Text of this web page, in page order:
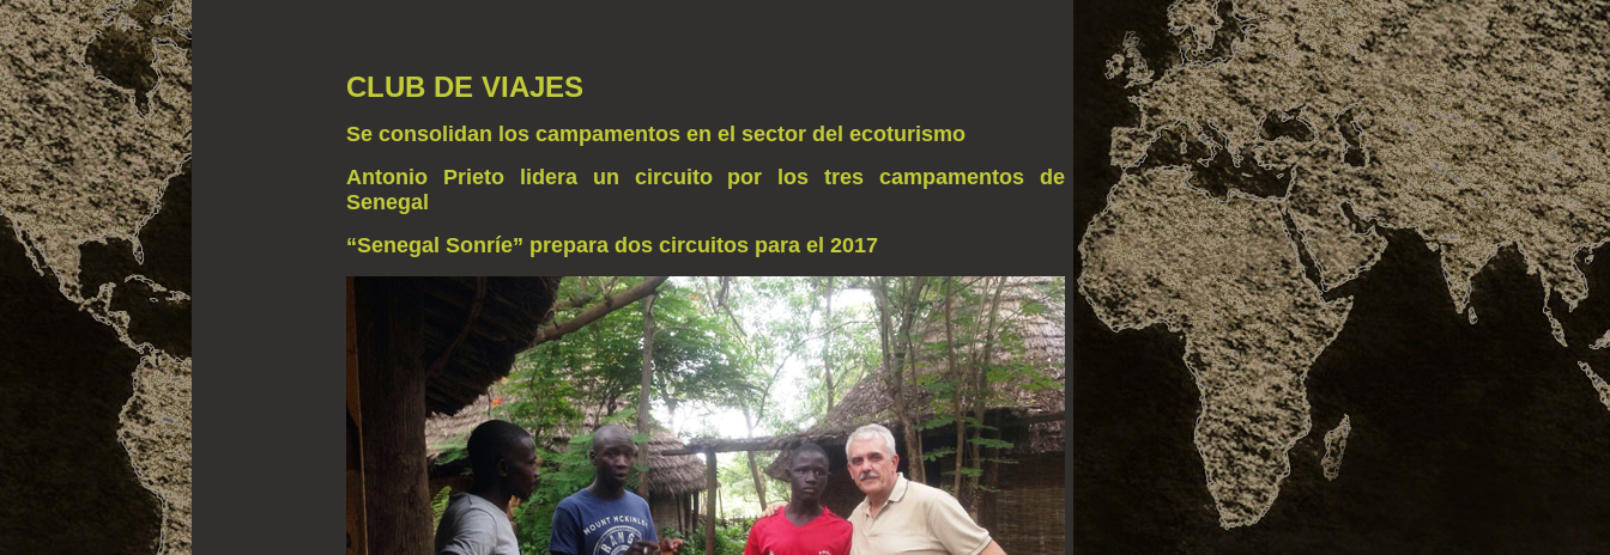
CLUB DE VIAJES
Se consolidan los campamentos en el sector del ecoturismo
Antonio Prieto lidera un circuito por los tres campamentos de
Senegal
“Senegal Sonríe” prepara dos circuitos para el 2017